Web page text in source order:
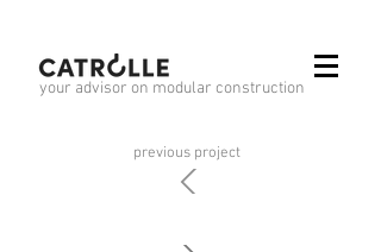
your advisor on modular construction
previous project